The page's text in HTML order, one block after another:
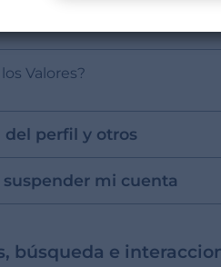
las fotos en OurTime?
Valores?
perfil y otros
mi cuenta
búsqueda e